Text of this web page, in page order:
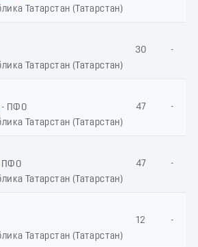
Татарстан (Татарстан)
Татарстан (Татарстан)
30 -
- ПФО
Татарстан (Татарстан)
47 -
ПФО
Татарстан (Татарстан)
47 -
Татарстан (Татарстан)
12 -